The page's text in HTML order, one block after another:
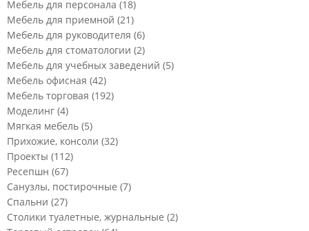
Мебель для персонала (18)
Мебель для приемной (21)
Мебель для руководителя (6)
Мебель для стоматологии (2)
Мебель для учебных заведений (5)
Мебель офисная (42)
Мебель торговая (192)
Моделинг (4)
Мягкая мебель (5)
Прихожие, консоли (32)
Проекты (112)
Ресепшн (67)
Санузлы, постирочные (7)
Спальни (27)
Столики туалетные, журнальные (2)